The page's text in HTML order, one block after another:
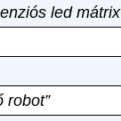
led
robot”